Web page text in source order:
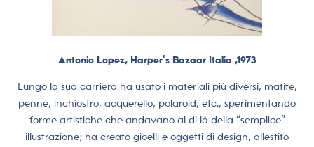
Antonio Lopez, Harper’s Bazaar Italia ,1973
Lungo la sua carriera ha usato i materiali più diversi, matite,
penne, inchiostro, acquerello, polaroid, etc., sperimentando
forme artistiche che andavano al di là della “semplice”
illustrazione; ha creato gioelli e oggetti di design, allestito